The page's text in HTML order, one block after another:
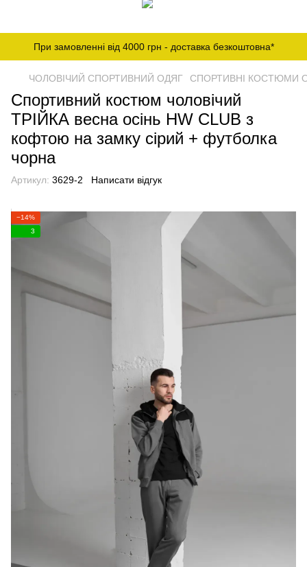
При замовленні від 4000 грн - доставка безкоштовна*
ЧОЛОВІЧИЙ СПОРТИВНИЙ ОДЯГ СПОРТИВНІ КОСТЮМИ
Спортивний костюм чоловічий
ТРІЙКА весна осінь HW CLUB з
кофтою на замку сірий + футболка
чорна
Артикул: 3629-2 Написати відгук
−14%
3